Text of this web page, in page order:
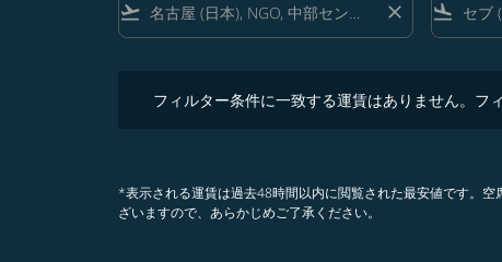
flight_takeoff close flight_land
フィルター条件に一致する運賃はありません。フ
*表示される運賃は過去48時間以内に閲覧された最安値です。
ざいますので、あらかじめご了承ください。